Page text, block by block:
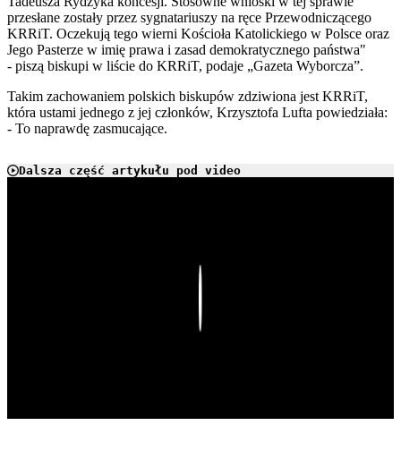
przesłane zostały przez sygnatariuszy na ręce Przewodniczącego
KRRiT. Oczekują tego wierni Kościoła Katolickiego w Polsce oraz
Jego Pasterze w imię prawa i zasad demokratycznego państwa"
- piszą biskupi w liście do KRRiT, podaje „Gazeta Wyborcza”.
Takim zachowaniem polskich biskupów zdziwiona jest KRRiT,
która ustami jednego z jej członków, Krzysztofa Lufta powiedziała:
- To naprawdę zasmucające.
Dalsza część artykułu pod video